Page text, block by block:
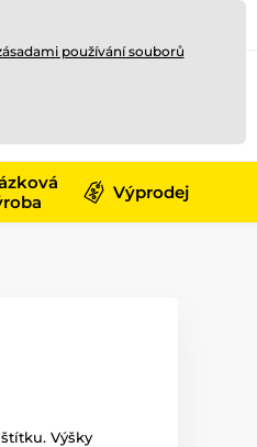
Výprodej
Výšky
používání souborů